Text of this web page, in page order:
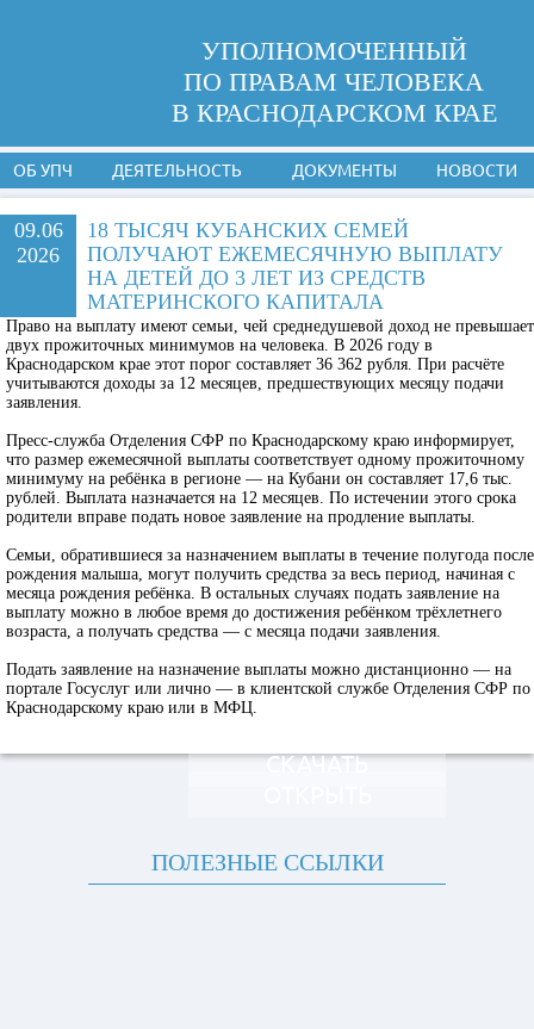
УПОЛНОМОЧЕННЫЙ
ПО ПРАВАМ ЧЕЛОВЕКА
В КРАСНОДАРСКОМ КРАЕ
ОБ УПЧ ДЕЯТЕЛЬНОСТЬ ДОКУМЕНТЫ НОВОСТИ
09.06
2026
18 ТЫСЯЧ КУБАНСКИХ СЕМЕЙ
ПОЛУЧАЮТ ЕЖЕМЕСЯЧНУЮ ВЫПЛАТУ
НА ДЕТЕЙ ДО 3 ЛЕТ ИЗ СРЕДСТВ
МАТЕРИНСКОГО КАПИТАЛА
Право на выплату имеют семьи, чей среднедушевой доход не превышает
двух прожиточных минимумов на человека. В 2026 году в
Краснодарском крае этот порог составляет 36 362 рубля. При расчёте
учитываются доходы за 12 месяцев, предшествующих месяцу подачи
заявления.
Пресс-служба Отделения СФР по Краснодарскому краю информирует,
что размер ежемесячной выплаты соответствует одному прожиточному
минимуму на ребёнка в регионе — на Кубани он составляет 17,6 тыс.
рублей. Выплата назначается на 12 месяцев. По истечении этого срока
родители вправе подать новое заявление на продление выплаты.
Семьи, обратившиеся за назначением выплаты в течение полугода после
рождения малыша, могут получить средства за весь период, начиная с
месяца рождения ребёнка. В остальных случаях подать заявление на
выплату можно в любое время до достижения ребёнком трёхлетнего
возраста, а получать средства — с месяца подачи заявления.
Подать заявление на назначение выплаты можно дистанционно — на
портале Госуслуг или лично — в клиентской службе Отделения СФР по
Краснодарскому краю или в МФЦ.
СКАЧАТЬ
ПОЛЕЗНЫЕ ССЫЛКИ